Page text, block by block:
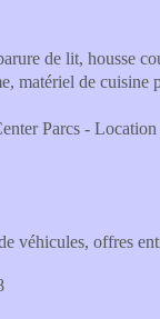
de lit, housse
matériel de
Parcs -
véhicules, offres